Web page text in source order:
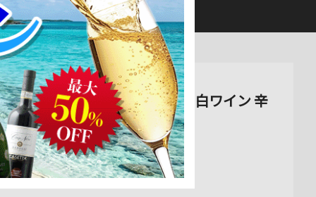
のHPをご確認下さい。
プ 白ワイン 辛口 750ml 通販
フリカ ウェスタン・ケープ 白ワイン 辛